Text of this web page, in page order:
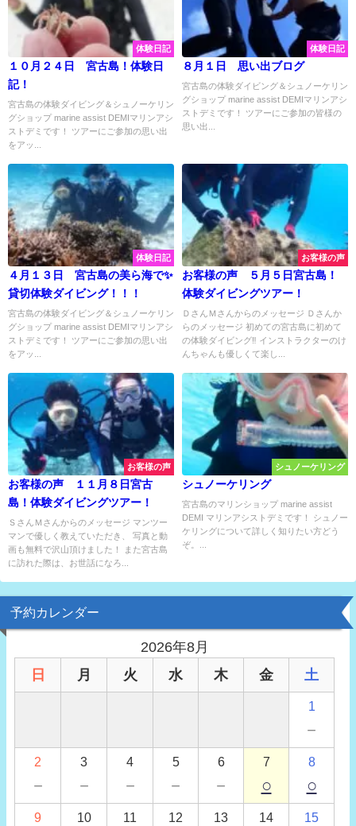
体験日記
１０月２４日 宮古島！体験日
記！
宮古島の体験ダイビング＆シュノーケリン
グショップ marine assist DEMIマリンアシ
ストデミです！ ツアーにご参加の思い出
をアッ...
体験日記
８月１日 思い出ブログ
宮古島の体験ダイビング＆シュノーケリン
グショップ marine assist DEMIマリンアシ
ストデミです！ ツアーにご参加の皆様の
思い出...
体験日記
４月１３日 宮古島の美ら海で✨
貸切体験ダイビング！！！
宮古島の体験ダイビング＆シュノーケリン
グショップ marine assist DEMIマリンアシ
ストデミです！ ツアーにご参加の思い出
をアッ...
お客様の声
お客様の声 ５月５日宮古島！
体験ダイビングツアー！
ＤさんＭさんからのメッセージ Ｄさんか
らのメッセージ 初めての宮古島に初めて
の体験ダイビング‼️ インストラクターのけ
んちゃんも優しくて楽し...
お客様の声
お客様の声 １１月８日宮古
島！体験ダイビングツアー！
ＳさんＭさんからのメッセージ マンツー
マンで優しく教えていただき、 写真と動
画も無料で沢山頂けました！ また宮古島
に訪れた際は、お世話になろ...
シュノーケリング
シュノーケリング
宮古島のマリンショップ marine assist
DEMI マリンアシストデミです！ シュノー
ケリングについて詳しく知りたい方どう
ぞ。...
予約カレンダー
2026年8月
日
月 火 水 木 金 土
1
－
2
－
3
－
4
－
5
－
6
－
7
○
8
○
9 10 11 12 13 14 15